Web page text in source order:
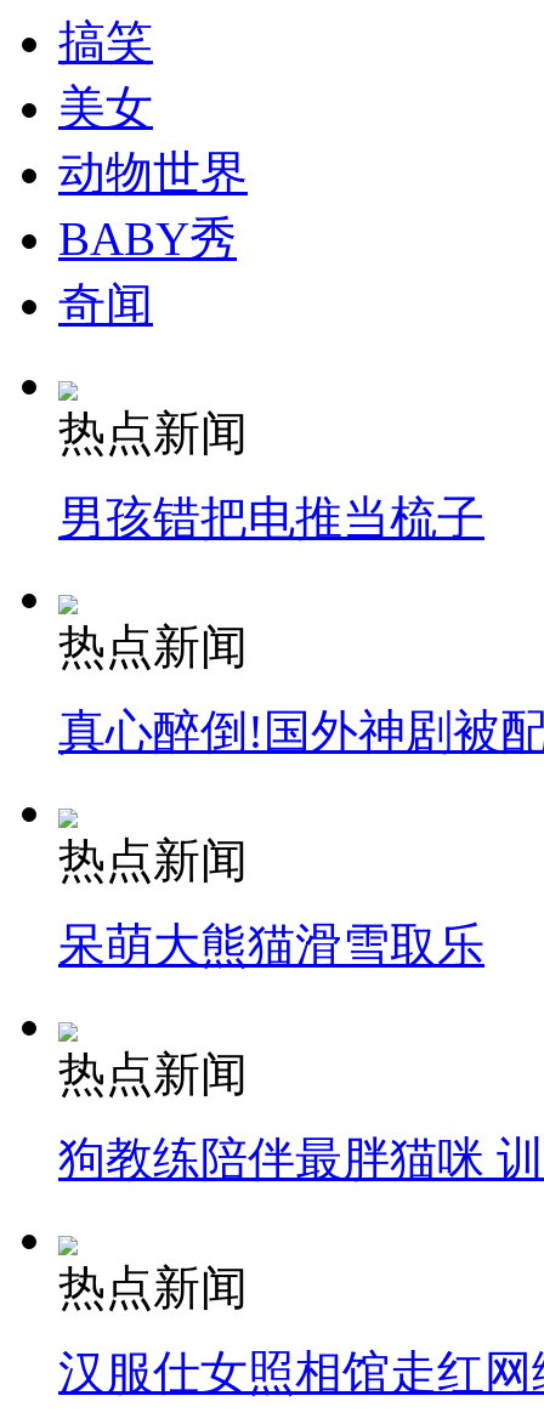
消防员救轻生者
司机酒驾遇交警 急速倒车逃窜
搞笑
美女
动物世界
BABY秀
奇闻
热点新闻
男孩错把电推当梳子
热点新闻
真心醉倒!国外神剧被
热点新闻
呆萌大熊猫滑雪取乐
热点新闻
狗教练陪伴最胖猫咪
热点新闻
汉服仕女照相馆走红网